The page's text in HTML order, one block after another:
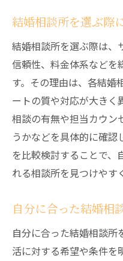
結婚相談所を選ぶ際
結婚相談所を選ぶ際は、
信頼性、料金体系などを
す。その理由は、各結婚
ートの質や対応が大きく
相談の有無や担当カウン
うかなどを具体的に確
を比較検討することで、
れる相談所を見つけやす
自分に合った結婚相
自分に合った結婚相談
活に対する希望や条件を